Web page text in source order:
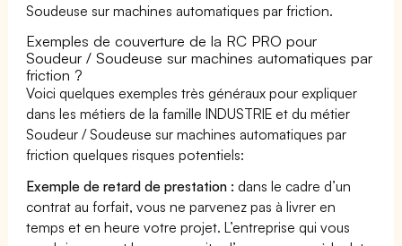
Soudeuse sur machines automatiques par friction.
Exemples de couverture de la RC PRO pour
Soudeur / Soudeuse sur machines automatiques par
friction ?
Voici quelques exemples très généraux pour expliquer
dans les métiers de la famille INDUSTRIE et du métier
Soudeur / Soudeuse sur machines automatiques par
friction quelques risques potentiels:
Exemple de retard de prestation : dans le cadre d’un
contrat au forfait, vous ne parvenez pas à livrer en
temps et en heure votre projet. L’entreprise qui vous